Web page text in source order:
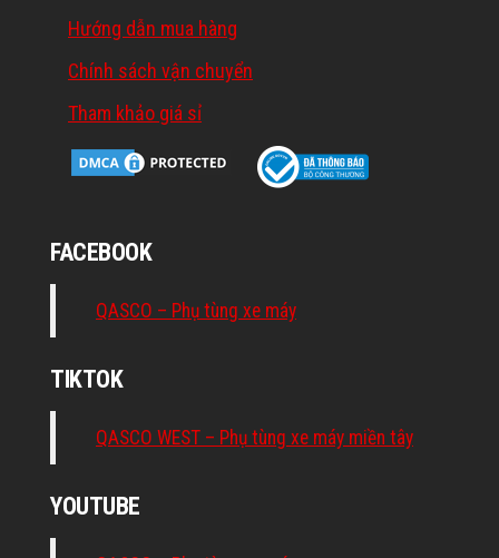
Hướng dẫn mua hàng
Chính sách vận chuyển
Tham khảo giá sỉ
FACEBOOK
QASCO – Phụ tùng xe máy
TIKTOK
QASCO WEST – Phụ tùng xe máy miền tây
YOUTUBE